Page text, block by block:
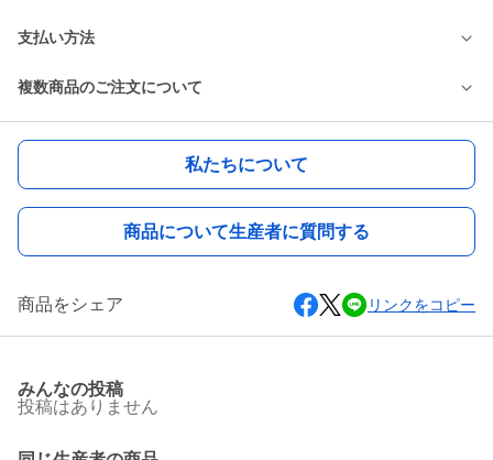
支払い方法
複数商品のご注文について
私たちについて
商品について生産者に質問する
商品をシェア リンクをコピー
みんなの投稿
投稿はありません